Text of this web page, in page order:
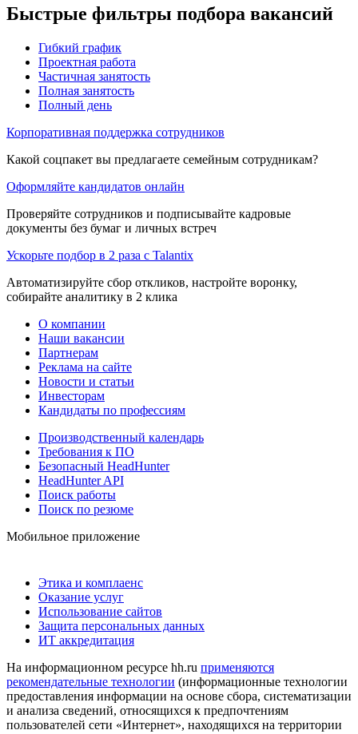
Быстрые фильтры подбора вакансий
Гибкий график
Проектная работа
Частичная занятость
Полная занятость
Полный день
Корпоративная поддержка сотрудников
Какой соцпакет вы предлагаете семейным сотрудникам?
Оформляйте кандидатов онлайн
Проверяйте сотрудников и подписывайте кадровые
документы без бумаг и личных встреч
Ускорьте подбор в 2 раза с Talantix
Автоматизируйте сбор откликов, настройте воронку,
собирайте аналитику в 2 клика
О компании
Наши вакансии
Партнерам
Реклама на сайте
Новости и статьи
Инвесторам
Кандидаты по профессиям
Производственный календарь
Требования к ПО
Безопасный HeadHunter
HeadHunter API
Поиск работы
Поиск по резюме
Мобильное приложение
Этика и комплаенс
Оказание услуг
Использование сайтов
Защита персональных данных
ИТ аккредитация
На информационном ресурсе hh.ru применяются
рекомендательные технологии (информационные технологии
предоставления информации на основе сбора, систематизации
и анализа сведений, относящихся к предпочтениям
пользователей сети «Интернет», находящихся на территории